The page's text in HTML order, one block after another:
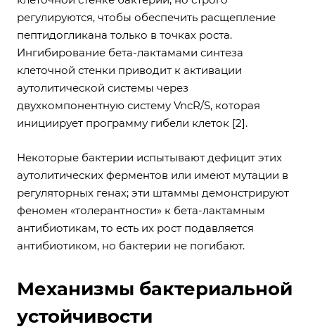
регулируются, чтобы обеспечить расщепление
пептидогликана только в точках роста.
Ингибирование бета-лактамами синтеза
клеточной стенки приводит к активации
аутолитической системы через
двухкомпонентную систему VncR/S, которая
инициирует программу гибели клеток [2].
Некоторые бактерии испытывают дефицит этих
аутолитических ферментов или имеют мутации в
регуляторных генах; эти штаммы демонстрируют
феномен «толерантности» к бета-лактамным
антибиотикам, то есть их рост подавляется
антибиотиком, но бактерии не погибают.
Механизмы бактериальной
устойчивости